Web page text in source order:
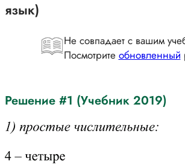
язык)
Не совпадает с вашим
Посмотрите обновленный
Решение #1 (Учебник 2019)